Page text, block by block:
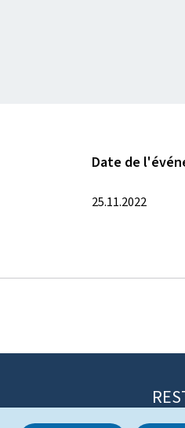
Date de
25.11.2022